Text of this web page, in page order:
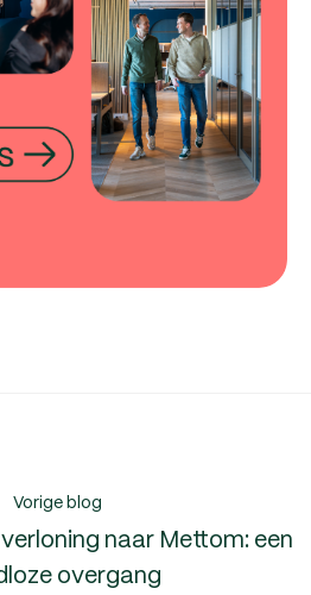
Vorige blog
naar Mettom: een
overgang